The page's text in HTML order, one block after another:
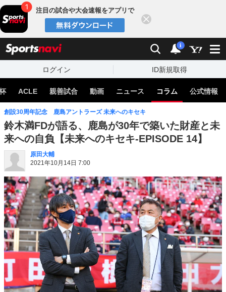
注目の試合や大会速報をアプリで
検索 通知
i
ログイン ID新規取得
ACLE 親善試合 動画 ニュース コラム 公式情報
創設30周年記念 鹿島アントラーズ 未来へのキセキ
鈴木満FDが語る、鹿島が30年で築いた財産と未
来への自負【未来へのキセキ-EPISODE 14】
原田大輔
2021年10月14日 7:00